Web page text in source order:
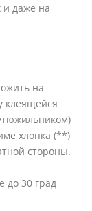
и даже на
на
клеящейся
хлопка (**)
стороны.
до 30 град